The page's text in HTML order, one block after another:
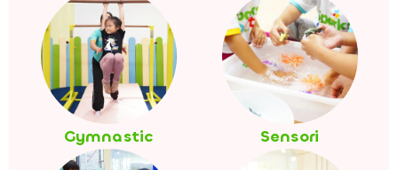
Gymnastic Sensori